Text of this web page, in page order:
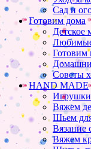
Сад и
Готовим дома
Детское
Готовим
Советы
HAND MADE
Вяжем
Шьем
Вязание
Вяжем